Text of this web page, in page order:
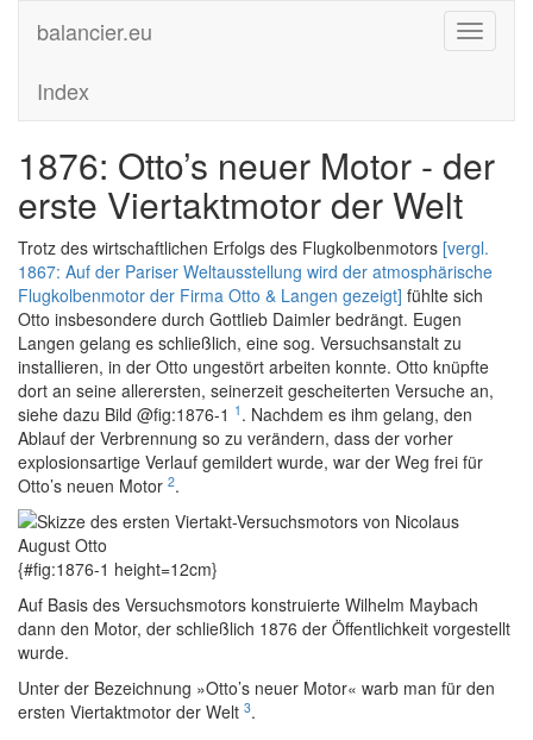
balancier.eu
Toggle
Index
1876: Otto’s neuer Motor - der
erste Viertaktmotor der Welt
Trotz des wirtschaftlichen Erfolgs des Flugkolbenmotors [vergl.
1867: Auf der Pariser Weltausstellung wird der atmosphärische
Flugkolbenmotor der Firma Otto & Langen gezeigt] fühlte sich
Otto insbesondere durch Gottlieb Daimler bedrängt. Eugen
Langen gelang es schließlich, eine sog. Versuchsanstalt zu
installieren, in der Otto ungestört arbeiten konnte. Otto knüpfte
dort an seine allerersten, seinerzeit gescheiterten Versuche an,
siehe dazu Bild @fig:1876-1 1 . Nachdem es ihm gelang, den
Ablauf der Verbrennung so zu verändern, dass der vorher
explosionsartige Verlauf gemildert wurde, war der Weg frei für
Otto’s neuen Motor 2.
{#fig:1876-1 height=12cm}
Auf Basis des Versuchsmotors konstruierte Wilhelm Maybach
dann den Motor, der schließlich 1876 der Öffentlichkeit vorgestellt
wurde.
Unter der Bezeichnung »Otto’s neuer Motor« warb man für den
ersten Viertaktmotor der Welt 3.